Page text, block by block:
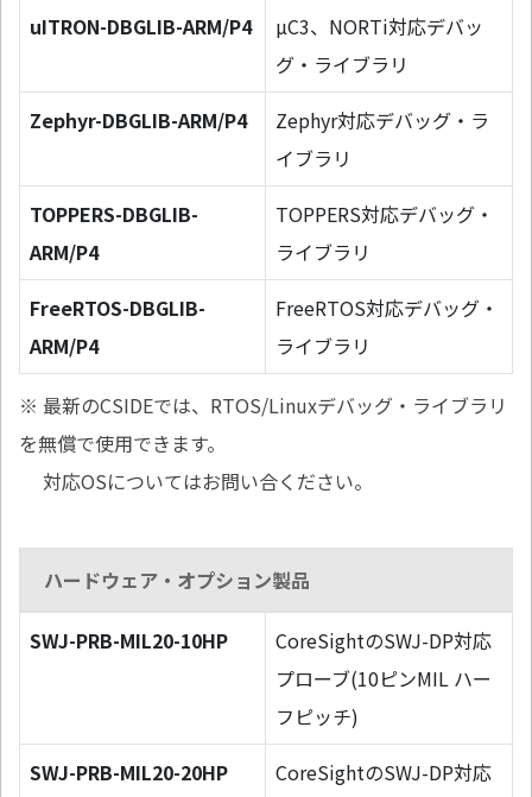
uITRON-DBGLIB-ARM/P4
µC3、NORTi対応デバッ
グ・ライブラリ
Zephyr-DBGLIB-ARM/P4
Zephyr対応デバッグ・ラ
イブラリ
TOPPERS-DBGLIB-
ARM/P4
TOPPERS対応デバッグ・
ライブラリ
FreeRTOS-DBGLIB-
ARM/P4
FreeRTOS対応デバッグ・
ライブラリ
※ 最新のCSIDEでは、RTOS/Linuxデバッグ・ライブラリ
を無償で使用できます。
対応OSについてはお問い合ください。
ハードウェア・オプション製品
SWJ-PRB-MIL20-10HP
CoreSightのSWJ-DP対応
プローブ(10ピンMIL ハー
フピッチ)
SWJ-PRB-MIL20-20HP
CoreSightのSWJ-DP対応